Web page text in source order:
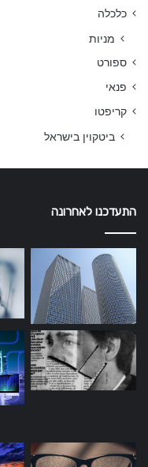
כלכלה
מניות
ספורט
פנאי
קריפטו
ביטקוין בישראל
התעדכנו לאחרונה